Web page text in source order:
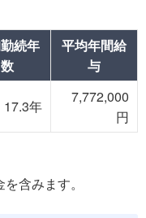
続年
数
平均年間給
与
17.3年
7,772,000
円
含みます。